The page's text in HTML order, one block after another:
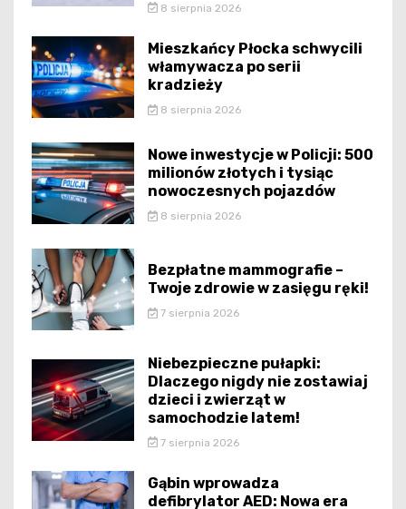
8 sierpnia 2026
Mieszkańcy Płocka schwycili
włamywacza po serii
kradzieży
8 sierpnia 2026
Nowe inwestycje w Policji: 500
milionów złotych i tysiąc
nowoczesnych pojazdów
8 sierpnia 2026
Bezpłatne mammografie –
Twoje zdrowie w zasięgu ręki!
7 sierpnia 2026
Niebezpieczne pułapki:
Dlaczego nigdy nie zostawiaj
dzieci i zwierząt w
samochodzie latem!
7 sierpnia 2026
Gąbin wprowadza
defibrylator AED: Nowa era